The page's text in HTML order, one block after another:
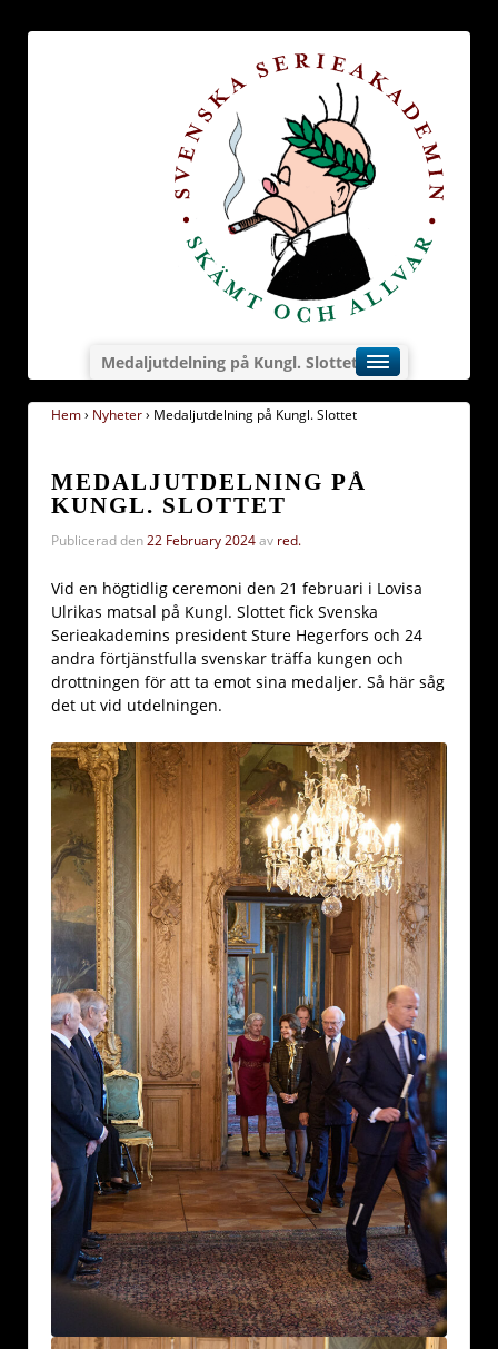
Medaljutdelning på Kungl. Slottet
Hem› Nyheter› Medaljutdelning på Kungl. Slottet
MEDALJUTDELNING PÅ
KUNGL. SLOTTET
Publicerad den22 February 2024av red.
Vid en högtidlig ceremoni den 21 februari i Lovisa
Ulrikas matsal på Kungl. Slottet fick Svenska
Serieakademins president Sture Hegerfors och 24
andra förtjänstfulla svenskar träffa kungen och
drottningen för att ta emot sina medaljer. Så här såg
det ut vid utdelningen.